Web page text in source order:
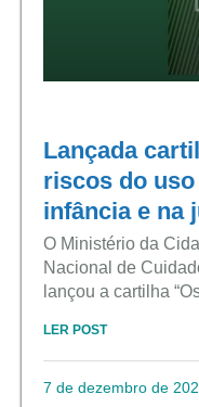
Lançada
riscos do
infância e na
O Ministério da
Nacional de
lançou a cartilha
LER POST
7 de dezembro de